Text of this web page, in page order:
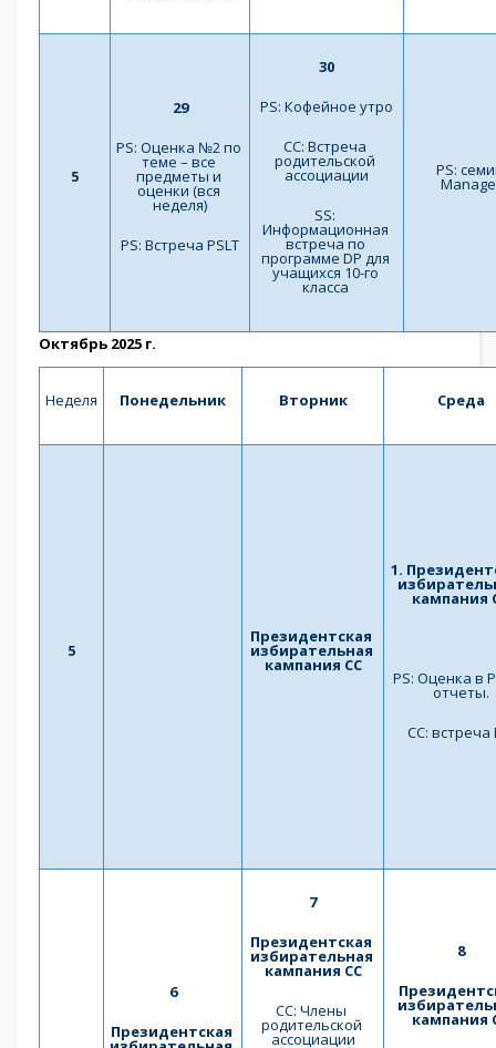
5
29
PS: Оценка №2 по
теме – все
предметы и
оценки (вся
неделя)
PS: Встреча PSLT
30
PS: Кофейное утро
СС: Встреча
родительской
ассоциации
SS:
Информационная
встреча по
программе DP для
учащихся 10-го
класса
PS:
Октябрь 2025 г.
Неделя Понедельник Вторник Среда
5
Президентская
избирательная
кампания СС
1.
кампания
PS: Оценка в
отчеты.
СС: встреча
6
Президентская
7
Президентская
избирательная
кампания СС
СС: Члены
родительской
ассоциации
8
кампания